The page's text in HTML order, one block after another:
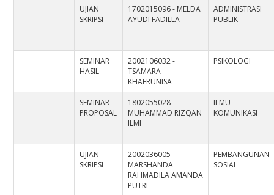
UJIAN
SKRIPSI
1702015096 - MELDA
AYUDI FADILLA
ADMINISTRASI
PUBLIK
SEMINAR
HASIL
2002106032 -
TSAMARA
KHAERUNISA
PSIKOLOGI
SEMINAR
PROPOSAL
1802055028 -
MUHAMMAD RIZQAN
ILMI
ILMU
KOMUNIKASI
UJIAN
SKRIPSI
2002036005 -
MARSHANDA
RAHMADILA AMANDA
PUTRI
PEMBANGUNAN
SOSIAL